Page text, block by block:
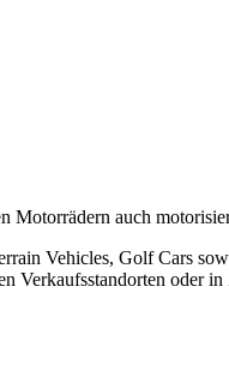
Motorrädern auch
Vehicles, Golf Cars
Verkaufsstandorten oder